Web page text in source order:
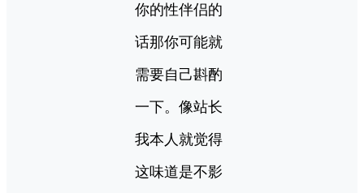
你的性伴侣的
话那你可能就
需要自己斟酌
一下。像站长
我本人就觉得
这味道是不影